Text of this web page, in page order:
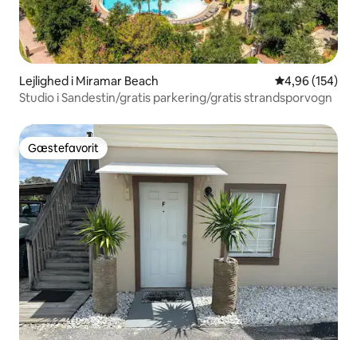
Lejlighed i Miramar Beach 4,96 ud af 5 i
4,96 (154)
Studio i Sandestin/gratis parkering/gratis strandsporvogn
Gæstefavorit
Gæstefavorit